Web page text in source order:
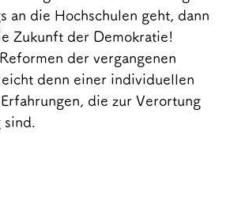
an die Hochschulen geht, dann
Zukunft der Demokratie!
der vergangenen
denn einer individuellen
die zur Verortung